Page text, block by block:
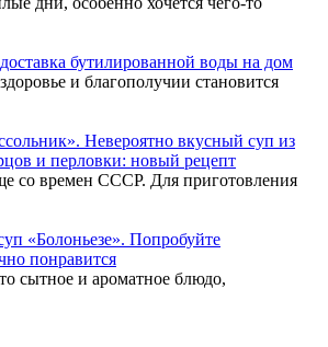
бутилированной воды на дом
и благополучии становится
Невероятно вкусный суп из
и перловки: новый рецепт
со времен СССР. Для приготовления
«Болоньезе». Попробуйте
понравится
сытное и ароматное блюдо,